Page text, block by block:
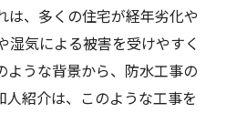
は、多くの住宅が経年劣化や
湿気による被害を受けやすく
ような背景から、防水工事の
人紹介は、このような工事を